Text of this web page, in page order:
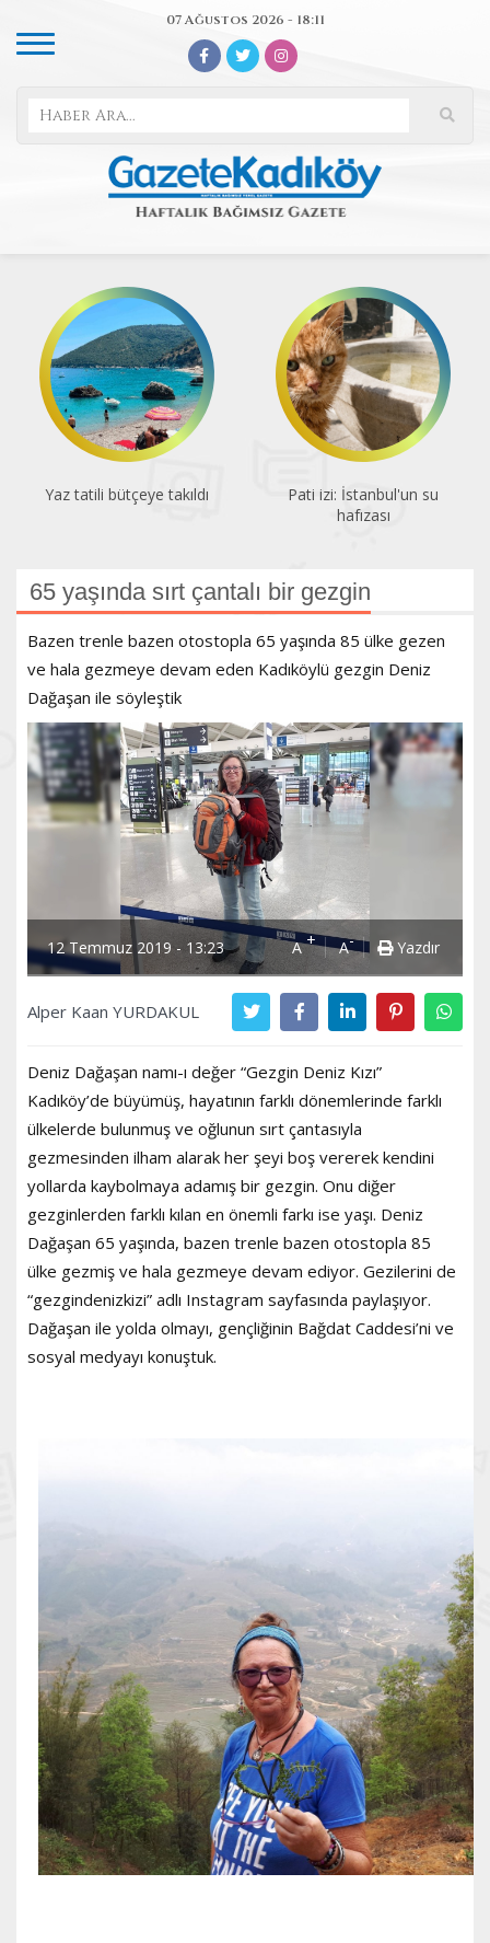
07 Ağustos 2026 - 18:11
Pati izi: İstanbul'un su
Bir gezginin gözünden
Kadıköy
65 yaşında sırt çantalı bir gezgin
Bazen trenle bazen otostopla 65 yaşında 85 ülke gezen
ve hala gezmeye devam eden Kadıköylü gezgin Deniz
Dağaşan ile söyleştik
12 Temmuz 2019 - 13:23 A+ A- Yazdır
Alper Kaan YURDAKUL
Deniz Dağaşan namı-ı değer “Gezgin Deniz Kızı”
Kadıköy’de büyümüş, hayatının farklı dönemlerinde farklı
ülkelerde bulunmuş ve oğlunun sırt çantasıyla
gezmesinden ilham alarak her şeyi boş vererek kendini
yollarda kaybolmaya adamış bir gezgin. Onu diğer
gezginlerden farklı kılan en önemli farkı ise yaşı. Deniz
Dağaşan 65 yaşında, bazen trenle bazen otostopla 85
ülke gezmiş ve hala gezmeye devam ediyor. Gezilerini de
“gezgindenizkizi” adlı Instagram sayfasında paylaşıyor.
Dağaşan ile yolda olmayı, gençliğinin Bağdat Caddesi’ni ve
sosyal medyayı konuştuk.